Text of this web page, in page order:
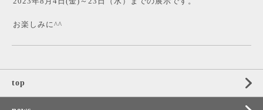
お楽しみに^^
top